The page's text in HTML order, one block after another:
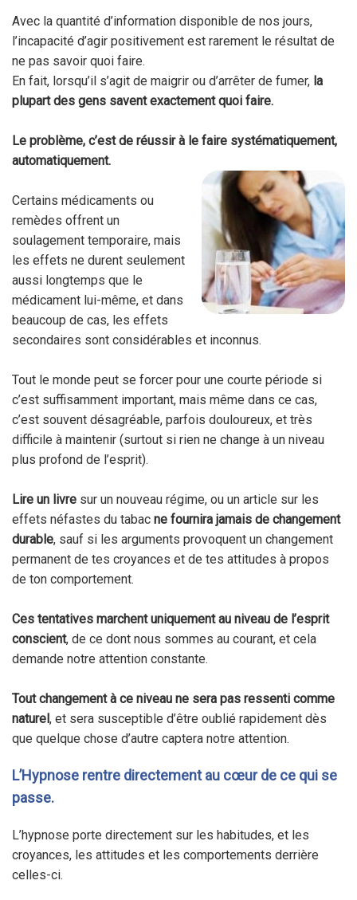
Avec la quantité d’information disponible de nos jours,
l’incapacité d’agir positivement est rarement le résultat de
ne pas savoir quoi faire.
En fait, lorsqu’il s’agit de maigrir ou d’arrêter de fumer, la
plupart des gens savent exactement quoi faire.
Le problème, c’est de réussir à le faire systématiquement,
automatiquement.
Certains médicaments ou
remèdes offrent un
soulagement temporaire, mais
les effets ne durent seulement
aussi longtemps que le
médicament lui-même, et dans
beaucoup de cas, les effets
secondaires sont considérables et inconnus.
Tout le monde peut se forcer pour une courte période si
c’est suffisamment important, mais même dans ce cas,
c’est souvent désagréable, parfois douloureux, et très
difficile à maintenir (surtout si rien ne change à un niveau
plus profond de l’esprit).
Lire un livre sur un nouveau régime, ou un article sur les
effets néfastes du tabac ne fournira jamais de changement
durable, sauf si les arguments provoquent un changement
permanent de tes croyances et de tes attitudes à propos
de ton comportement.
Ces tentatives marchent uniquement au niveau de l’esprit
conscient, de ce dont nous sommes au courant, et cela
demande notre attention constante.
Tout changement à ce niveau ne sera pas ressenti comme
naturel, et sera susceptible d’être oublié rapidement dès
que quelque chose d’autre captera notre attention.
L’Hypnose rentre directement au cœur de ce qui se
passe.
L’hypnose porte directement sur les habitudes, et les
croyances, les attitudes et les comportements derrière
celles-ci.